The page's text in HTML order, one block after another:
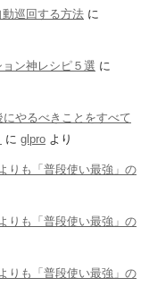
巡回する方法 に
ン神レシピ５選 に
にやるべきことをすべて
に glpro より
りも「普段使い最強」の
りも「普段使い最強」の
りも「普段使い最強」の